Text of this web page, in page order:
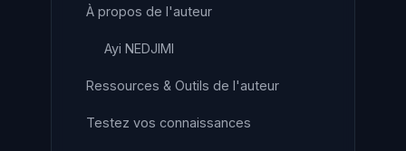
À propos de l'auteur
Ayi NEDJIMI
Ressources & Outils de l'auteur
Testez vos connaissances